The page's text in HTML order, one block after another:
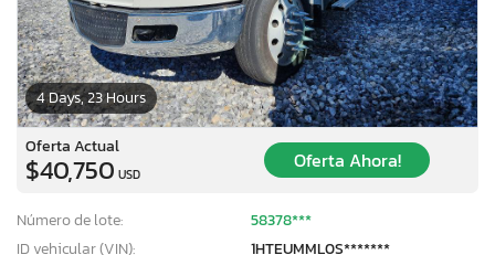
4 Days, 23 Hours
Oferta Actual
$40,750 USD
Oferta Ahora!
Número de lote:
58378***
ID vehicular (VIN):
1HTEUMML0S*******